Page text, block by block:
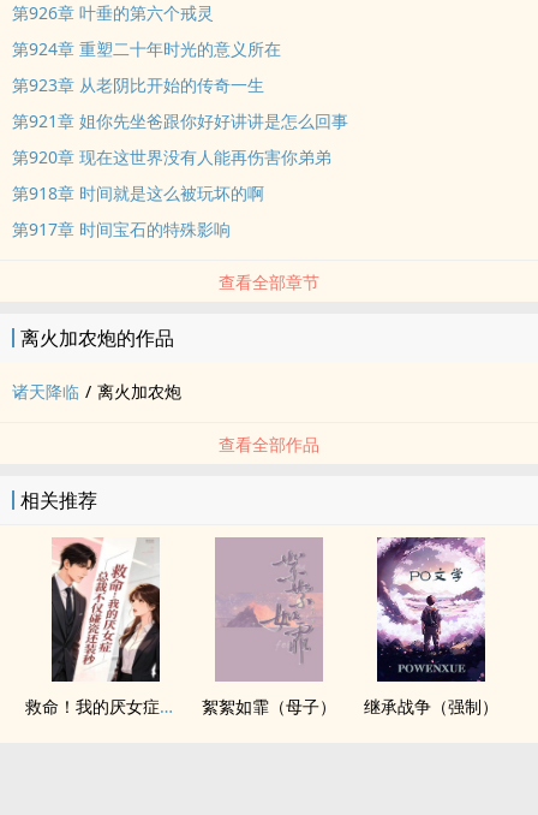
第926章 叶垂的第六个戒灵
第924章 重塑二十年时光的意义所在
第923章 从老阴比开始的传奇一生
第921章 姐你先坐爸跟你好好讲讲是怎么回事
第920章 现在这世界没有人能再伤害你弟弟
第918章 时间就是这么被玩坏的啊
第917章 时间宝石的特殊影响
查看全部章节
离火加农炮的作品
诸天降临 / 离火加农炮
查看全部作品
相关推荐
救命！我的厌女症总裁不仅碰瓷还装秒(1v1 调教高H) 絮絮如霏（母子） 继承战争（强制）